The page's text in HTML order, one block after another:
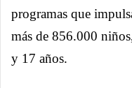
programas que
más de 856.000
y 17 años.